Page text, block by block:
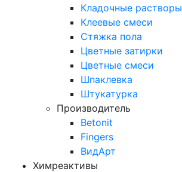
Кладочные растворы
Клеевые смеси
Стяжка пола
Цветные затирки
Цветные смеси
Шпаклевка
Штукатурка
Производитель
Betonit
Fingers
ВидАрт
Химреактивы